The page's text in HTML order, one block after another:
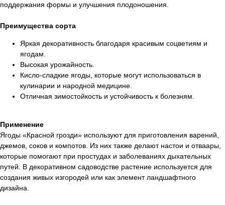
поддержания формы и улучшения плодоношения.
Преимущества сорта
Яркая декоративность благодаря красивым соцветиям и
ягодам.
Высокая урожайность.
Кисло-сладкие ягоды, которые могут использоваться в
кулинарии и народной медицине.
Отличная зимостойкость и устойчивость к болезням.
Применение
Ягоды «Красной грозди» используют для приготовления варений,
джемов, соков и компотов. Из них также делают настои и отваары,
которые помогают при простудах и заболеваниях дыхательных
путей. В декоративном садоводстве растение используется для
создания живых изгородей или как элемент ландшафтного
дизайна.